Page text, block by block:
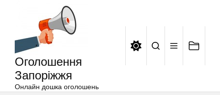
Оголошення
Запоріжжя
Онлайн дошка оголошень